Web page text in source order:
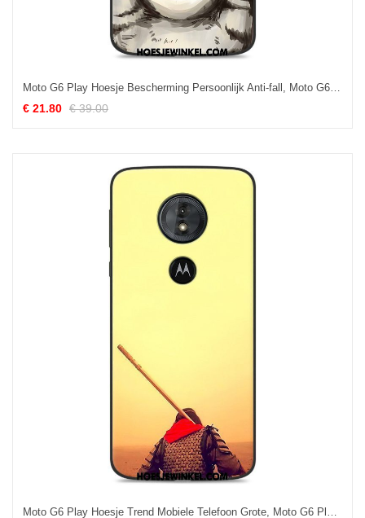
Moto G6 Play Hoesje Bescherming Persoonlijk Anti-fall, Moto G6 Play Hoesje Zacht Mobiele Telefoon
€ 21.80 € 39.00
Moto G6 Play Hoesje Trend Mobiele Telefoon Grote, Moto G6 Play Hoesje Zacht Geel Beige